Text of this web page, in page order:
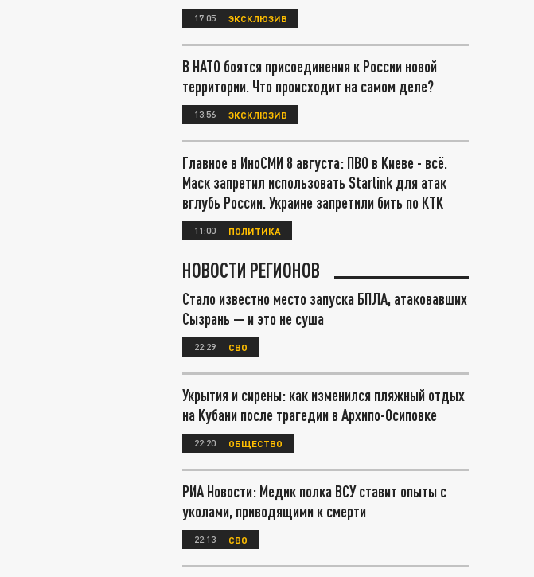
17:05 ЭКСКЛЮЗИВ
В НАТО боятся присоединения к России новой
территории. Что происходит на самом деле?
13:56 ЭКСКЛЮЗИВ
Главное в ИноСМИ 8 августа: ПВО в Киеве - всё.
Маск запретил использовать Starlink для атак
вглубь России. Украине запретили бить по КТК
11:00 ПОЛИТИКА
НОВОСТИ РЕГИОНОВ
Стало известно место запуска БПЛА, атаковавших
Сызрань — и это не суша
22:29 СВО
Укрытия и сирены: как изменился пляжный отдых
на Кубани после трагедии в Архипо-Осиповке
22:20 ОБЩЕСТВО
РИА Новости: Медик полка ВСУ ставит опыты с
уколами, приводящими к смерти
22:13 СВО